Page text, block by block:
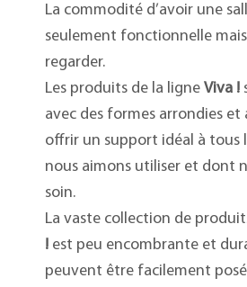
La commodité d’avoir une
seulement fonctionnelle mais
regarder.
Les produits de la ligne Viva !
avec des formes arrondies et
offrir un support idéal à tous
nous aimons utiliser et dont
soin.
La vaste collection de
!est peu encombrante et
peuvent être facilement